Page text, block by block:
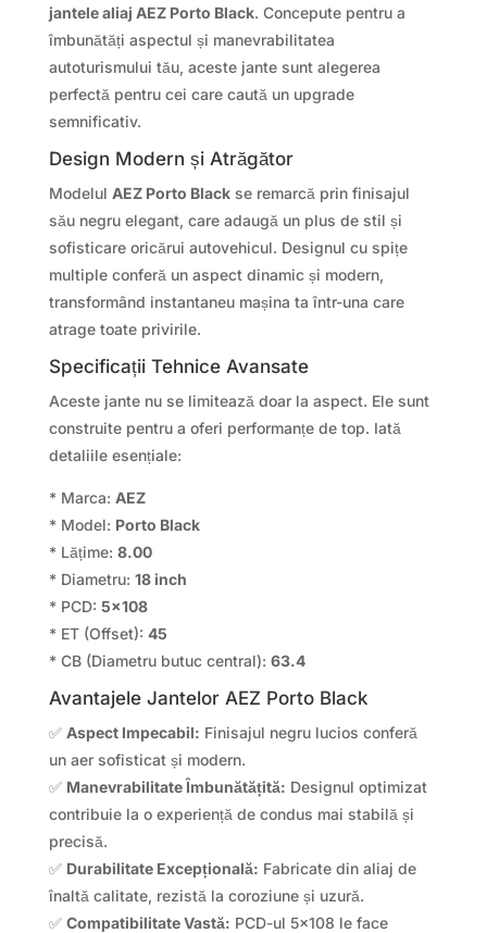
jantele aliaj AEZ Porto Black. Concepute pentru a
îmbunătăți aspectul și manevrabilitatea
autoturismului tău, aceste jante sunt alegerea
perfectă pentru cei care caută un upgrade
semnificativ.
Design Modern și Atrăgător
Modelul AEZ Porto Blackse remarcă prin finisajul
său negru elegant, care adaugă un plus de stil și
sofisticare oricărui autovehicul. Designul cu spițe
multiple conferă un aspect dinamic și modern,
transformând instantaneu mașina ta într-una care
atrage toate privirile.
Specificații Tehnice Avansate
Aceste jante nu se limitează doar la aspect. Ele sunt
construite pentru a oferi performanțe de top. Iată
detaliile esențiale:
* Marca: AEZ
* Model: Porto Black
* Lățime: 8.00
* Diametru: 18 inch
* PCD: 5×108
* ET (Offset): 45
* CB (Diametru butuc central): 63.4
Avantajele Jantelor AEZ Porto Black
✅ Aspect Impecabil: Finisajul negru lucios conferă
un aer sofisticat și modern.
✅ Manevrabilitate Îmbunătățită: Designul optimizat
contribuie la o experiență de condus mai stabilă și
precisă.
✅ Durabilitate Excepțională: Fabricate din aliaj de
înaltă calitate, rezistă la coroziune și uzură.
✅ Compatibilitate Vastă: PCD-ul 5×108 le face